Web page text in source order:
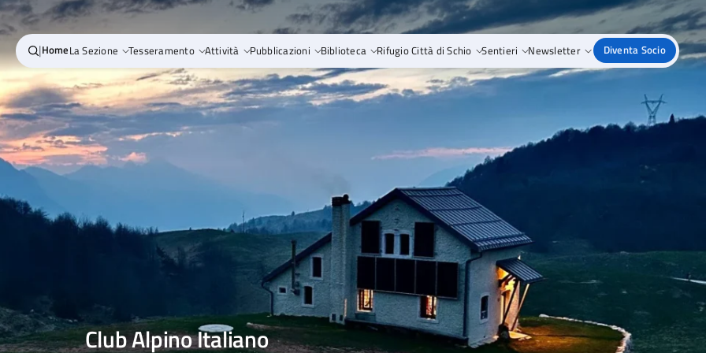
|HomeLa Sezione Tesseramento Attività Pubblicazioni Biblioteca Rifugio Città di Schio Sentieri Newsletter Diventa Socio
Club Alpino Italiano